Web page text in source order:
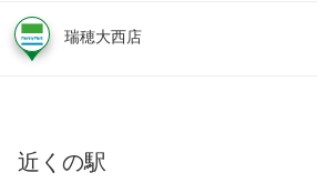
瑞穂大西店
近くの駅